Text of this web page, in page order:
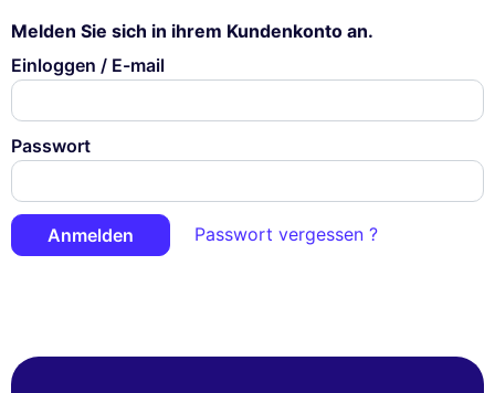
Melden Sie sich in ihrem Kundenkonto an.
Einloggen / E-mail
Passwort
Passwort vergessen ?